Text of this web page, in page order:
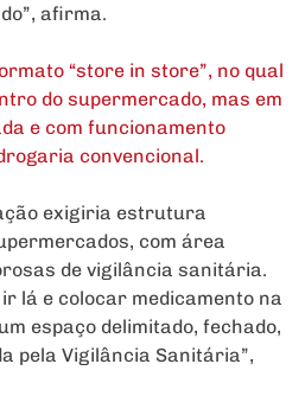
afirma.
“store in store”, no qual
do supermercado, mas em
e com funcionamento
convencional.
exigiria estrutura
com área
de vigilância sanitária.
lá e colocar medicamento na
espaço delimitado, fechado,
pela Vigilância Sanitária”,